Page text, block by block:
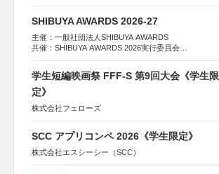
SHIBUYA AWARDS 2026-27
主催：一般社団法人SHIBUYA AWARDS
共催：SHIBUYA AWARDS 2026実行委員会
学生短編映画祭 FFF-S 第9回大会《学生限
定》
株式会社フェローズ
SCC アプリコンペ 2026《学生限定》
株式会社エスシーシー（SCC）